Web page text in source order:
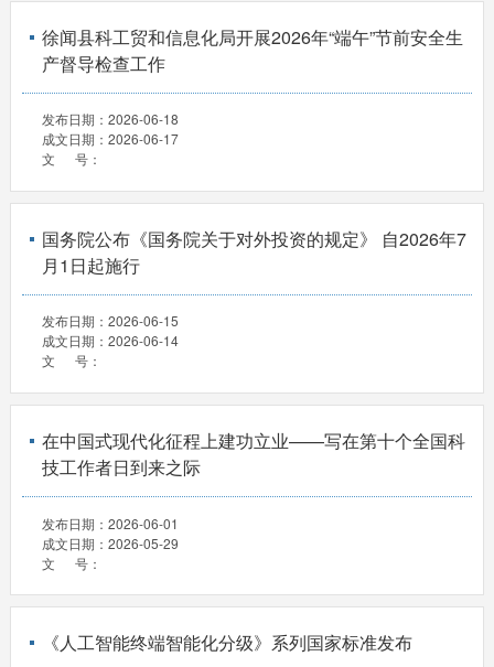
徐闻县科工贸和信息化局开展2026年“端午”节前安全生
产督导检查工作
发布日期： 2026-06-18
成文日期： 2026-06-17
文 号：
国务院公布《国务院关于对外投资的规定》 自2026年7
月1日起施行
发布日期： 2026-06-15
成文日期： 2026-06-14
文 号：
在中国式现代化征程上建功立业——写在第十个全国科
技工作者日到来之际
发布日期： 2026-06-01
成文日期： 2026-05-29
文 号：
《人工智能终端智能化分级》系列国家标准发布